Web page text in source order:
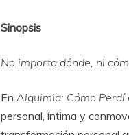
Sinopsis
No importa dónde, ni
En Alquimia: Cómo Perdí
personal, íntima y